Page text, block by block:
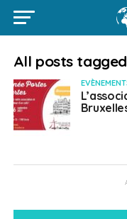
All posts